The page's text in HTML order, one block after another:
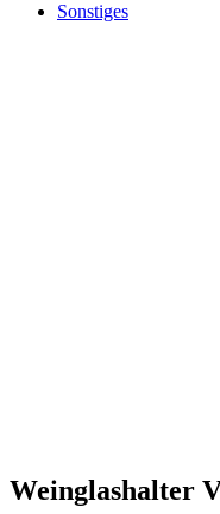
Sonstiges
Weinglashalter